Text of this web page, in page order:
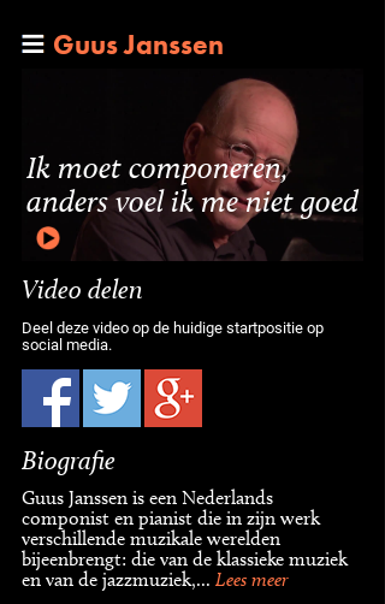
Guus Janssen
Ik moet componeren,
anders voel ik me niet goed
Video delen
Deel deze video op de huidige startpositie op
social media.
Biografie
Guus Janssen is een Nederlands
componist en pianist die in zijn werk
verschillende muzikale werelden
bijeenbrengt: die van de klassieke muziek
en van de jazzmuziek,... Lees meer